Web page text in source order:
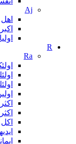
Aj
اهل
اکبر
اولیا
R
Ra
اکل